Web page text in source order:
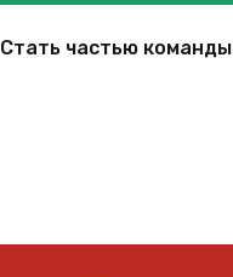
Стать частью команды